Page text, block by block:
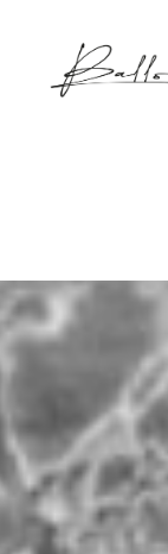
contenu